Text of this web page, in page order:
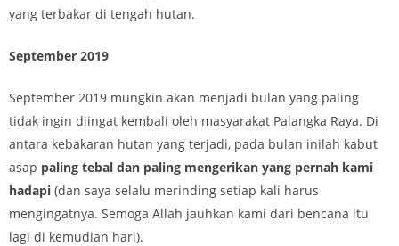
yang terbakar di tengah hutan.
September 2019
September 2019 mungkin akan menjadi bulan yang paling
tidak ingin diingat kembali oleh masyarakat Palangka Raya. Di
antara kebakaran hutan yang terjadi, pada bulan inilah kabut
asap paling tebal dan paling mengerikan yang pernah kami
hadapi (dan saya selalu merinding setiap kali harus
mengingatnya. Semoga Allah jauhkan kami dari bencana itu
lagi di kemudian hari).